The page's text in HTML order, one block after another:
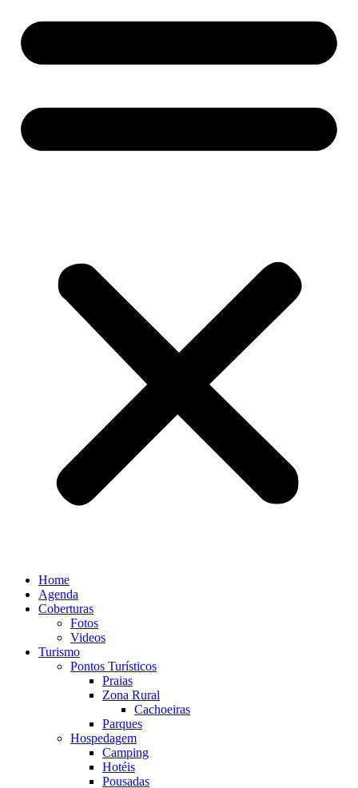
Home
Agenda
Coberturas
Fotos
Videos
Turismo
Pontos Turísticos
Praias
Zona Rural
Cachoeiras
Parques
Hospedagem
Camping
Hotéis
Pousadas